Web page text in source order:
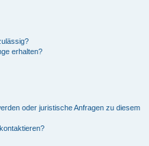
erhalten?
oder juristische Anfragen zu diesem